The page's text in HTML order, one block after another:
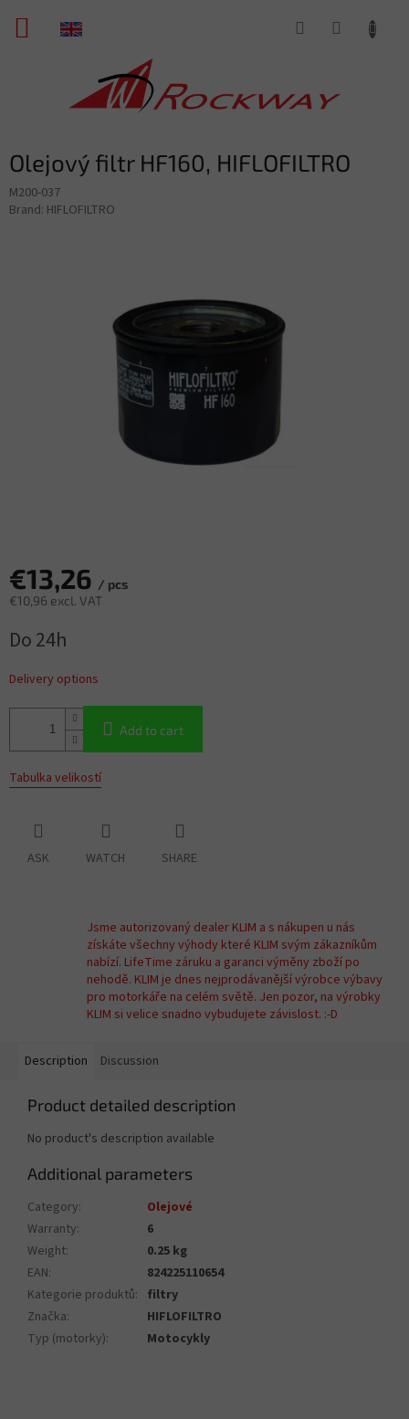
content
SHOPPING
Olejový filtr HF160, HIFLOFILTRO
M200-037
Brand: HIFLOFILTRO
€13,26 / pcs
€10,96 excl. VAT
price:
Do 24h
Delivery options
Add to cart
Tabulka velikostí
ASK WATCH SHARE
Jsme autorizovaný dealer KLIM a s nákupen u nás
získáte všechny výhody které KLIM svým zákazníkům
nabízí. LifeTime záruku a garanci výměny zboží po
nehodě. KLIM je dnes nejprodávanější výrobce výbavy
pro motorkáře na celém světě. Jen pozor, na výrobky
KLIM si velice snadno vybudujete závislost. :-D
Description Discussion
Product detailed description
No product's description available
Additional parameters
Category:
Olejové
Warranty:
6
Weight:
0.25 kg
EAN:
824225110654
Kategorie produktů: filtry
Značka:
HIFLOFILTRO
Typ (motorky): Motocykly